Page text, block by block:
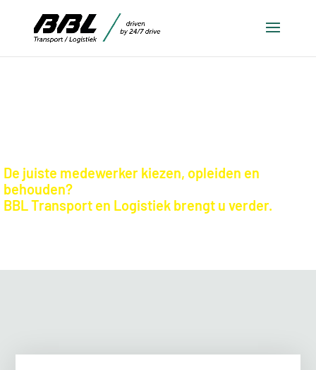
De juiste medewerker kiezen, opleiden en
behouden?
BBL Transport en Logistiek brengt u verder.